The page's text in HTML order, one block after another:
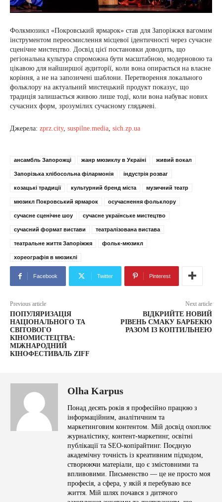
Фолкмюзикл «Покровський ярмарок» став для Запоріжжя вагомим
інструментом переосмислення місцевої ідентичності через сучасне
сценічне мистецтво. Досвід цієї постановки доводить, що
регіональна культура спроможна бути масштабною, модерновою та
цікавою для найширшої аудиторії, коли вона опирається на власне
коріння, а не на запозичені шаблони. Перетворення локального
фольклору на актуальний мистецький продукт показує, що
традиція залишається живою лише тоді, коли вона набуває нових
сучасних форм, зрозумілих сучасному глядачеві.
Джерела: zprz.city, suspilne.media, sich.zp.ua
ансамбль Запорожці жанр мюзиклу в Україні живий вокал
Запорізька хлібосольна філармонія індустрія розваг
козацькі традиції культурний бренд міста музичний театр
мюзикл Покровський ярмарок осучаснення фольклору
сучасне сценічне шоу сучасне українське мистецтво
сучасний формат вистави театралізована вистава
театральне життя Запоріжжя фольк-мюзикл
хореографія в мюзиклі
Facebook Twitter Pinterest
Previous article
ПОПУЛЯРИЗАЦІЯ
НАЦІОНАЛЬНОГО ТА
СВІТОВОГО
КІНОМИСТЕЦТВА:
МІЖНАРОДНИЙ
КІНОФЕСТИВАЛЬ ZIFF
Next article
ВІДКРИЙТЕ НОВИЙ
РІВЕНЬ СМАКУ БАРБЕКЮ
РАЗОМ ІЗ КОПТИЛЬНЕЮ
Olha Karpus
Понад десять років я професійно працюю з
інформаційним, аналітичним та
маркетинговим контентом. Мій досвід охоплює
журналістику, контент-маркетинг, освітні
публікації та SEO-копірайтинг. Поєдную
академічну точність із креативним підходом,
створюючи матеріали, що є змістовними та
впливовими. Письменство — це не просто моя
професія, а сфера, у якій я перебуваю все
життя. Мій шлях почався з дитячого